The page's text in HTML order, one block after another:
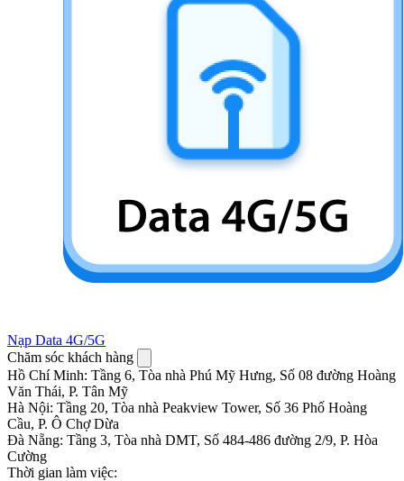
Nạp Data 4G/5G
Chăm sóc khách hàng
Hồ Chí Minh: Tầng 6, Tòa nhà Phú Mỹ Hưng, Số 08 đường Hoàng
Văn Thái, P. Tân Mỹ
Hà Nội: Tầng 20, Tòa nhà Peakview Tower, Số 36 Phố Hoàng
Cầu, P. Ô Chợ Dừa
Đà Nẵng: Tầng 3, Tòa nhà DMT, Số 484-486 đường 2/9, P. Hòa
Cường
Thời gian làm việc: